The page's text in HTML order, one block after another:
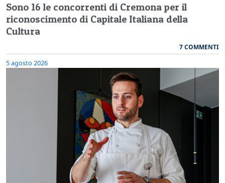
Sono 16 le concorrenti di Cremona per il
riconoscimento di Capitale Italiana della
Cultura
7 COMMENTI
5 agosto 2026